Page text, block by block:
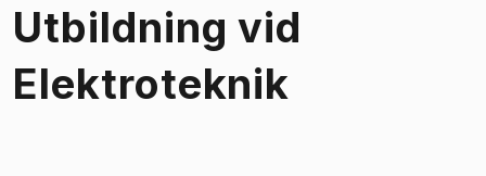
Utbildning vid
Elektroteknik